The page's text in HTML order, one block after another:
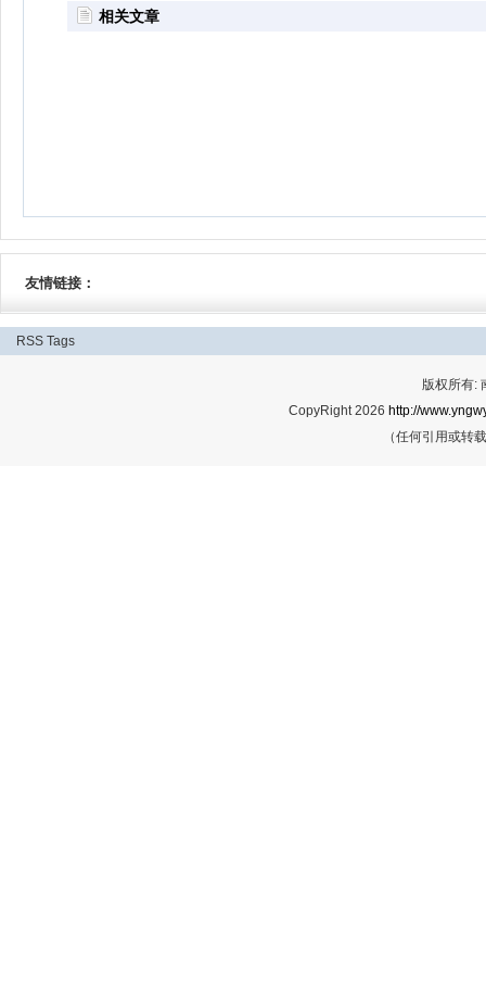
相关文章
友情链接：
RSS Tags
版权所有:
CopyRight 2026 http://
（任何引用或转